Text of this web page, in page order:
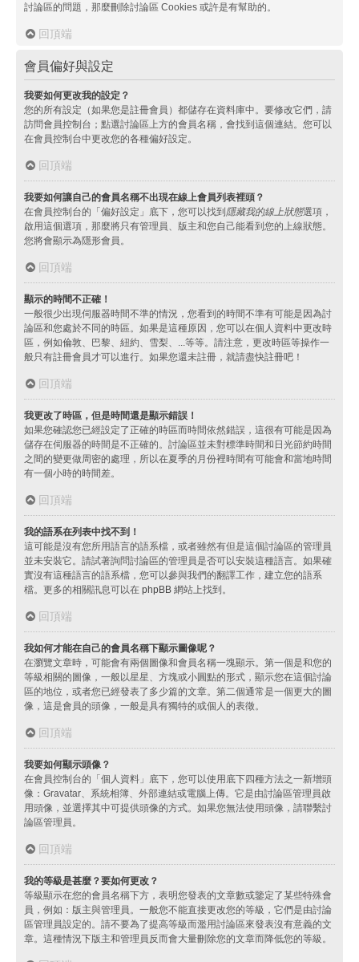
討論區的問題，那麼刪除討論區 Cookies 或許是有幫助的。
回頂端
會員偏好與設定
我要如何更改我的設定？
您的所有設定（如果您是註冊會員）都儲存在資料庫中。要修改它們，請
訪問會員控制台；點選討論區上方的會員名稱，會找到這個連結。您可以
在會員控制台中更改您的各種偏好設定。
回頂端
我要如何讓自己的會員名稱不出現在線上會員列表裡頭？
在會員控制台的「偏好設定」底下，您可以找到隱藏我的線上狀態選項，
啟用這個選項，那麼將只有管理員、版主和您自己能看到您的上線狀態。
您將會顯示為隱形會員。
回頂端
顯示的時間不正確！
一般很少出現伺服器時間不準的情況，您看到的時間不準有可能是因為討
論區和您處於不同的時區。如果是這種原因，您可以在個人資料中更改時
區，例如倫敦、巴黎、紐約、雪梨、...等等。請注意，更改時區等操作一
般只有註冊會員才可以進行。如果您還未註冊，就請盡快註冊吧！
回頂端
我更改了時區，但是時間還是顯示錯誤！
如果您確認您已經設定了正確的時區而時間依然錯誤，這很有可能是因為
儲存在伺服器的時間是不正確的。討論區並未對標準時間和日光節約時間
之間的變更做周密的處理，所以在夏季的月份裡時間有可能會和當地時間
有一個小時的時間差。
回頂端
我的語系在列表中找不到！
這可能是沒有您所用語言的語系檔，或者雖然有但是這個討論區的管理員
並未安裝它。請試著詢問討論區的管理員是否可以安裝這種語言。如果確
實沒有這種語言的語系檔，您可以參與我們的翻譯工作，建立您的語系
檔。更多的相關訊息可以在 phpBB 網站上找到。
回頂端
我如何才能在自己的會員名稱下顯示圖像呢？
在瀏覽文章時，可能會有兩個圖像和會員名稱一塊顯示。第一個是和您的
等級相關的圖像，一般以星星、方塊或小圓點的形式，顯示您在這個討論
區的地位，或者您已經發表了多少篇的文章。第二個通常是一個更大的圖
像，這是會員的頭像，一般是具有獨特的或個人的表徵。
回頂端
我要如何顯示頭像？
在會員控制台的「個人資料」底下，您可以使用底下四種方法之一新增頭
像：Gravatar、系統相簿、外部連結或電腦上傳。它是由討論區管理員啟
用頭像，並選擇其中可提供頭像的方式。如果您無法使用頭像，請聯繫討
論區管理員。
回頂端
我的等級是甚麼？要如何更改？
等級顯示在您的會員名稱下方，表明您發表的文章數或鑒定了某些特殊會
員，例如：版主與管理員。一般您不能直接更改您的等級，它們是由討論
區管理員設定的。請不要為了提高等級而濫用討論區來發表沒有意義的文
章。這種情況下版主和管理員反而會大量刪除您的文章而降低您的等級。